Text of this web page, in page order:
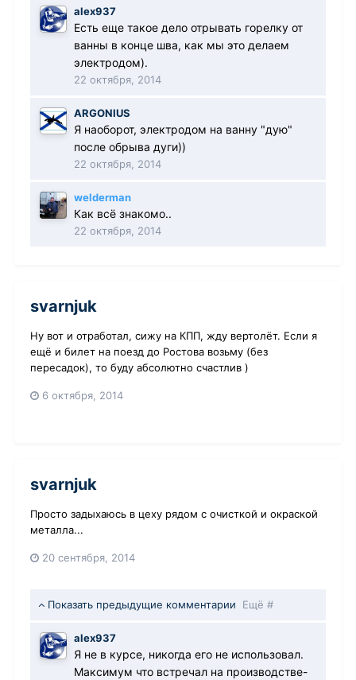
alex937
Есть еще такое дело отрывать горелку от
ванны в конце шва, как мы это делаем
электродом).
22 октября, 2014
ARGONIUS
Я наоборот, электродом на ванну "дую"
после обрыва дуги))
22 октября, 2014
welderman
Как всё знакомо..
22 октября, 2014
svarnjuk
Ну вот и отработал, сижу на КПП, жду вертолёт. Если я
ещё и билет на поезд до Ростова возьму (без
пересадок), то буду абсолютно счастлив )
6 октября, 2014
svarnjuk
Просто задыхаюсь в цеху рядом с очисткой и окраской
металла...
20 сентября, 2014
Показать предыдущие комментарии Ещё #
alex937
Я не в курсе, никогда его не использовал.
Максимум что встречал на производстве-